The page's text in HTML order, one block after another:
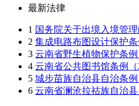
最新法律
1 国务院关于出境入境管理
2 集成电路布图设计保护条
3 云南省野生植物保护条例
4 云南省公共图书馆条例（
5 城步苗族自治县自治条例
6 云南省澜沧拉祜族自治